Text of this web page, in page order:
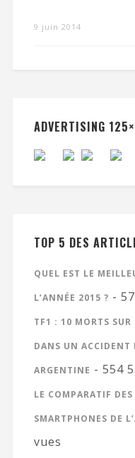
9 juin 2014
ADVERTISING
TOP 5 DES
QUEL EST LE
L’ANNÉE 2015 ? -
TF1 : 10 MORTS SUR
DANS UN ACCIDENT
ARGENTINE - 554
LE COMPARATIF
SMARTPHONES DE
vues